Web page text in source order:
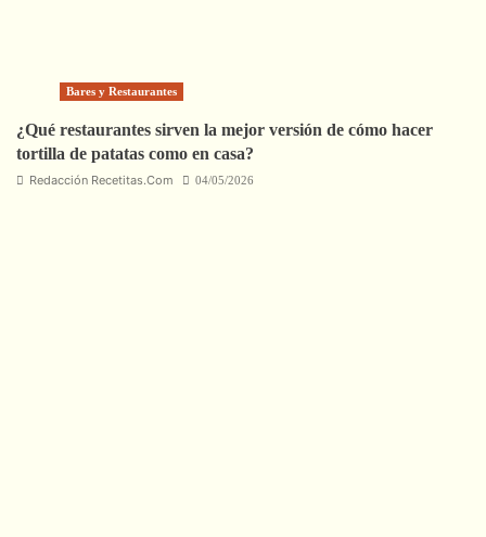
Bares y Restaurantes
¿Qué restaurantes sirven la mejor versión de cómo hacer
tortilla de patatas como en casa?
Redacción Recetitas.Com 04/05/2026